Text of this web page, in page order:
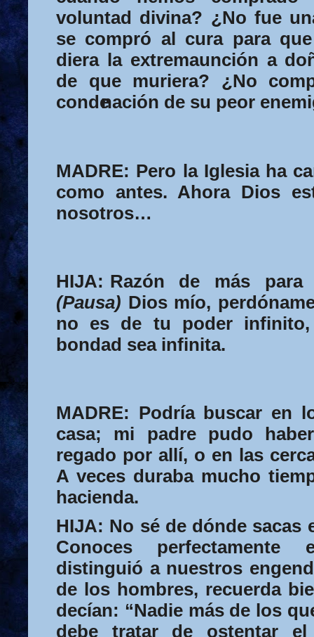
voluntad divina? ¿No fue
se compró al cura para
diera la extremaunción a
de que muriera? ¿No
condenación de su peor
MADRE: Pero la Iglesia ha
como antes. Ahora Dios
nosotros…
HIJA:Razón de más para
(Pausa) Dios mío,
no es de tu poder
bondad sea infinita.
MADRE: Podría buscar en
casa; mi padre pudo
regado por allí, o en las
A veces duraba mucho
hacienda.
HIJA: No sé de dónde sacas
Conoces
distinguió a nuestros
de los hombres, recuerda
decían: “Nadie más de los
debe tratar de ostentar